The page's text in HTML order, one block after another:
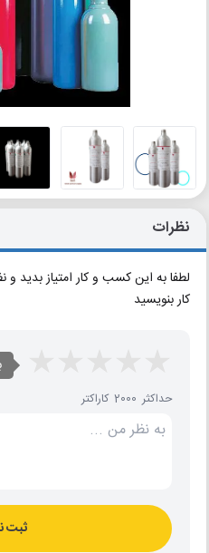
نظرات
لطفا به این کسب و کار امتیاز بدید
کار بنویسید
حداکثر 2000 کاراکتر
ثبت